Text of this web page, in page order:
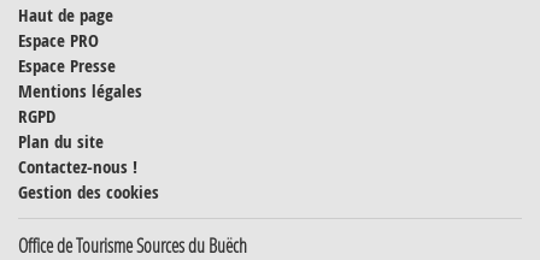
Haut de page
Espace PRO
Espace Presse
Mentions légales
RGPD
Plan du site
Contactez-nous !
Gestion des cookies
Office de Tourisme Sources du Buëch